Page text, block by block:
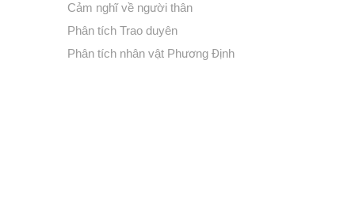
Cảm nghĩ về người thân
Phân tích Trao duyên
Phân tích nhân vật Phương Định